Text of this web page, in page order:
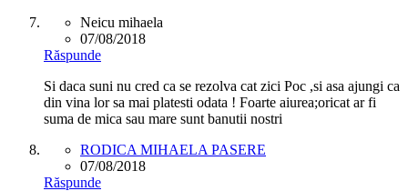
Neicu mihaela
07/08/2018
Răspunde
Si daca suni nu cred ca se rezolva cat zici Poc ,si asa ajungi ca
din vina lor sa mai platesti odata ! Foarte aiurea;oricat ar fi
suma de mica sau mare sunt banutii nostri
RODICA MIHAELA PASERE
07/08/2018
Răspunde